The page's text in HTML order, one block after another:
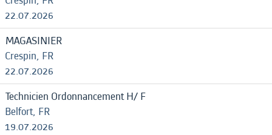
22.07.2026
MAGASINIER
Crespin, FR
22.07.2026
Technicien Ordonnancement H/ F
Belfort, FR
19.07.2026